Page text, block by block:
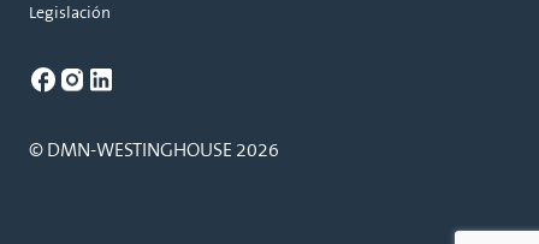
Legislación
© DMN-WESTINGHOUSE 2026